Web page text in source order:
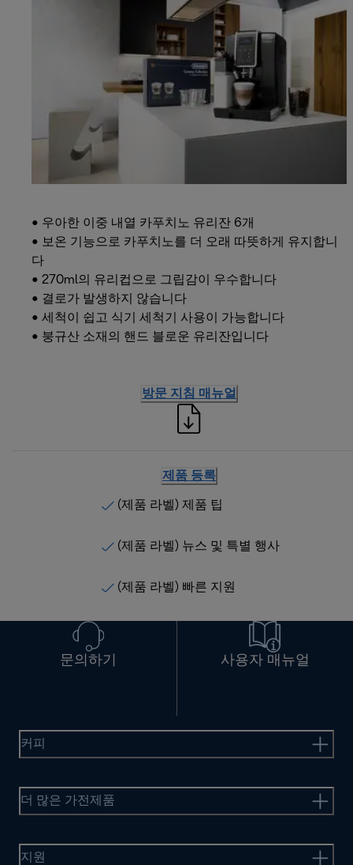
• 우아한 이중 내열 카푸치노 유리잔 6개
• 보온 기능으로 카푸치노를 더 오래 따뜻하게 유지합니
다
• 270ml의 유리컵으로 그립감이 우수합니다
• 결로가 발생하지 않습니다
• 세척이 쉽고 식기 세척기 사용이 가능합니다
• 붕규산 소재의 핸드 블로운 유리잔입니다
방문 지침 매뉴얼
제품 등록
(제품 라벨) 제품 팁
(제품 라벨) 뉴스 및 특별 행사
(제품 라벨) 빠른 지원
문의하기 사용자 매뉴얼
커피
더 많은 가전제품
지원